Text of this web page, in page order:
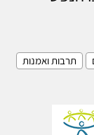
תרבות ואמנות